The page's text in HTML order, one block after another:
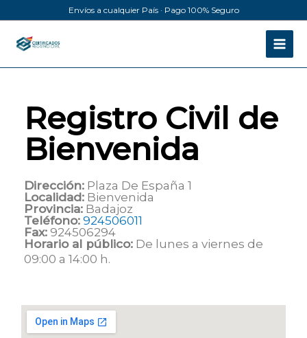
al
contenido
Envíos a cualquier País · Pago 100% Seguro
Registro Civil de
Bienvenida
Dirección: Plaza De España 1
Localidad: Bienvenida
Provincia: Badajoz
Teléfono: 924506011
Fax: 924506294
Horario al público: De lunes a viernes de
09:00 a 14:00 h.